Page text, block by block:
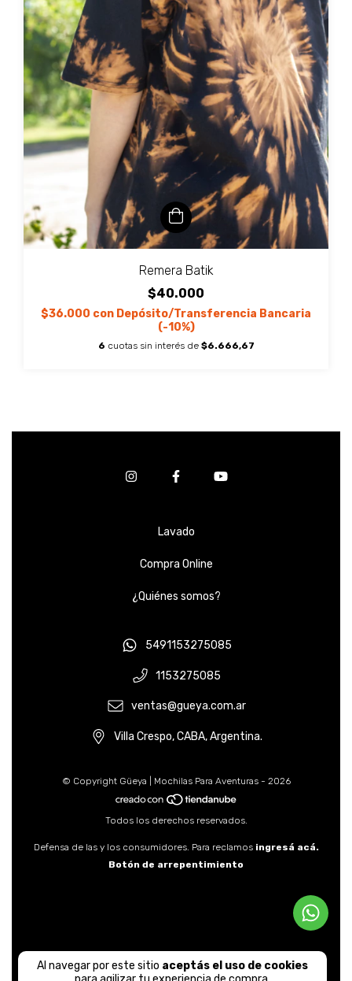
Al navegar por este sitio aceptás el uso de cookies
Remera Batik
$40.000
$36.000 con Depósito/Transferencia Bancaria
(-10%)
6 cuotas sin interés de $6.666,67
Lavado
Compra Online
¿Quiénes somos?
5491153275085
1153275085
ventas@gueya.com.ar
Villa Crespo, CABA, Argentina.
© Copyright Güeya | Mochilas Para Aventuras - 2026
Todos los derechos reservados.
Defensa de las y los consumidores. Para reclamos ingresá acá.
Botón de arrepentimiento